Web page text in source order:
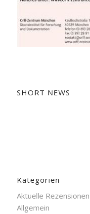
SHORT NEWS
Kategorien
Aktuelle
Allgemein